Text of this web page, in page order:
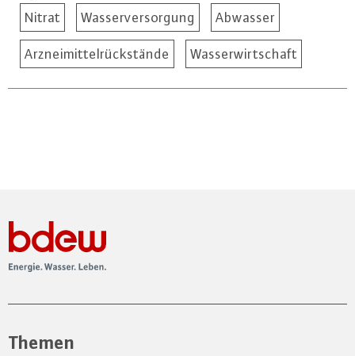
Nitrat Wasserversorgung Abwasser
Arzneimittelrückstände Wasserwirtschaft
Themen